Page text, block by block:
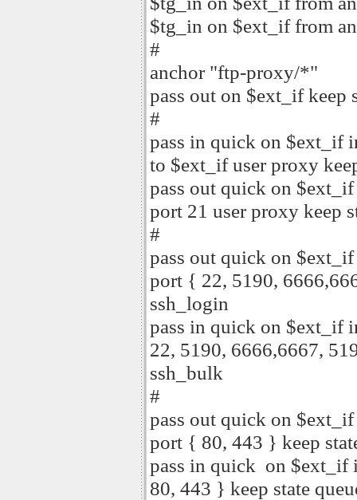
$tg_in on $ext_if from
#
anchor "ftp-proxy/*"
pass out on $ext_if keep
#
pass in quick on $ext_if
to $ext_if user proxy
pass out quick on
port 21 user proxy keep
#
pass out quick on
port { 22, 5190,
ssh_login
pass in quick on $ext_if
22, 5190, 6666,6667,
ssh_bulk
#
pass out quick on
port { 80, 443 } keep
pass in quick on $ext_if
80, 443 } keep state